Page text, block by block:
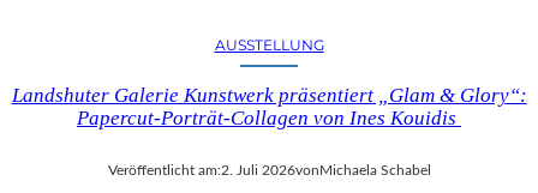
AUSSTELLUNG
Landshuter Galerie Kunstwerk präsentiert „Glam & Glory“:
Papercut-Porträt-Collagen von Ines Kouidis
Veröffentlicht am:2. Juli 2026vonMichaela Schabel